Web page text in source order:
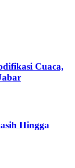
Cuaca,
Hingga